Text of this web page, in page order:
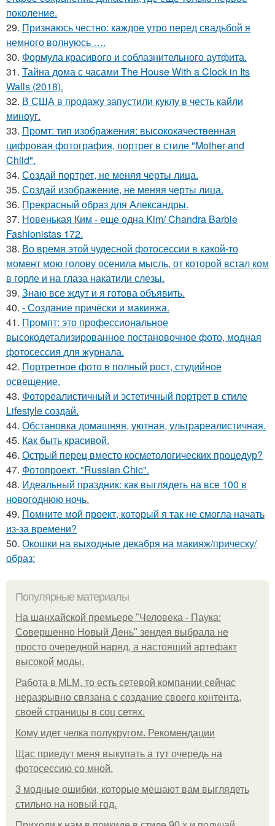
поколение.
29. Признаюсь честно: каждое утро перед свадьбой я
немного волнуюсь ….
30. Формула красивого и соблазнительного аутфита.
31. Тайна дома с часами The House With a Clock in Its
Walls (2018).
32. В США в продажу запустили куклу в честь кайли
миноуг.
33. Промт: тип изображения: высококачественная
цифровая фотография, портрет в стиле "Mother and
Child".
34. Создай портрет, не меняя черты лица.
35. Создай изображение, не меняя черты лица.
36. Прекрасный образ для Александры.
37. Новенькая Ким - еще одна Kim/ Chandra Barbie
Fashionistas 172.
38. Во время этой чудесной фотосессии в какой-то
момент мою голову осенила мысль, от которой встал ком
в горле и на глаза накатили слезы.
39. Знаю все ждут и я готова объявить.
40. - Создание причёски и макияжа.
41. Промпт: это профессиональное
высокодетализированное постановочное фото, модная
фотосессия для журнала.
42. Портретное фото в полный рост, студийное
освещение.
43. Фотореалистичный и эстетичный портрет в стиле
Lifestyle создай.
44. Обстановка домашняя, уютная, ультрареалистичная.
45. Как быть красивой.
46. Острый перец вместо косметологических процедур?
47. Фотопроект. "Russian Chic".
48. Идеальный праздник: как выглядеть на все 100 в
новогоднюю ночь.
49. Помните мой проект, который я так не смогла начать
из-за времени?
50. Окошки на выходные декабря на макияж/прическу/
образ:
Популярные материалы
На шанхайской премьере "Человека - Паука:
Совершенно Новый День" зендея выбрала не
просто очередной наряд, а настоящий артефакт
высокой моды.
Работа в MLM, то есть сетевой компании сейчас
неразрывно связана с создание своего контента,
своей страницы в соц сетях.
Кому идет челка полукругом. Рекомендации
Щас приедут меня выкупать а тут очередь на
фотосессию со мной.
3 модные ошибки, которые мешают вам выглядеть
стильно на новый год.